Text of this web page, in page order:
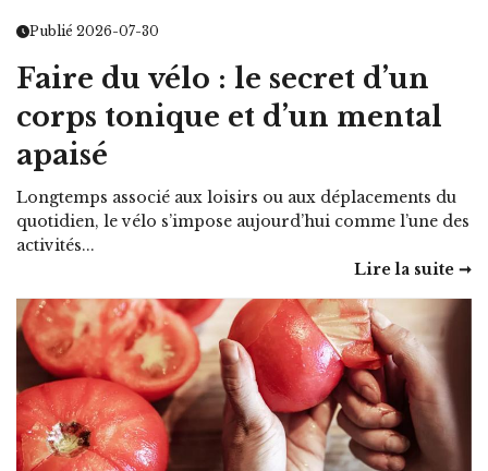
Publié 2026-07-30
Faire du vélo : le secret d’un
corps tonique et d’un mental
apaisé
Longtemps associé aux loisirs ou aux déplacements du
quotidien, le vélo s’impose aujourd’hui comme l’une des
activités...
Lire la suite ➞